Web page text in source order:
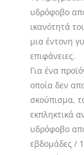
υδρόφοβο
ικανότητά
μια έντονη
επιφάνειες.
Για ένα
οποία δεν
σκούπισμα,
εκπληκτικά
υδρόφοβο
εβδομάδες /